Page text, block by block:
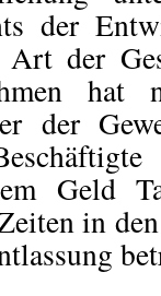
der
der
hat
der
Geld
in